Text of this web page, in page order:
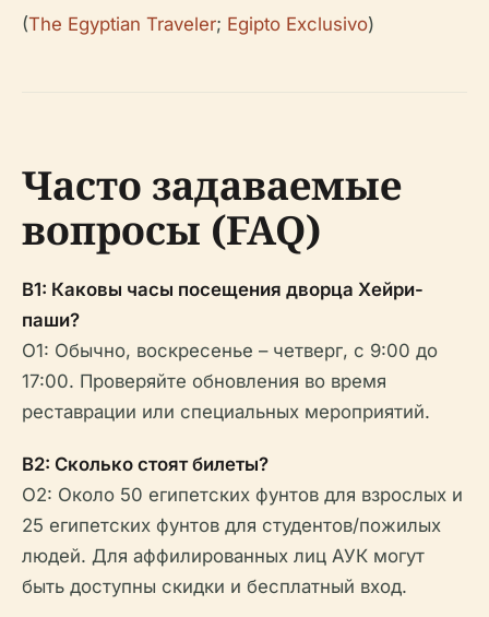
(The Egyptian Traveler; Egipto Exclusivo)
Часто задаваемые
вопросы (FAQ)
В1: Каковы часы посещения дворца Хейри-
паши?
О1: Обычно, воскресенье – четверг, с 9:00 до
17:00. Проверяйте обновления во время
реставрации или специальных мероприятий.
В2: Сколько стоят билеты?
О2: Около 50 египетских фунтов для взрослых и
25 египетских фунтов для студентов/пожилых
людей. Для аффилированных лиц АУК могут
быть доступны скидки и бесплатный вход.